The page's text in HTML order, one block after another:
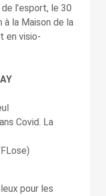
l’esport, le 30
la Maison de la
en visio-
Covid. La
pour les